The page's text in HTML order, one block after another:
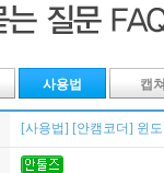
사용법 캡
[사용법] [안캠코더] 윈